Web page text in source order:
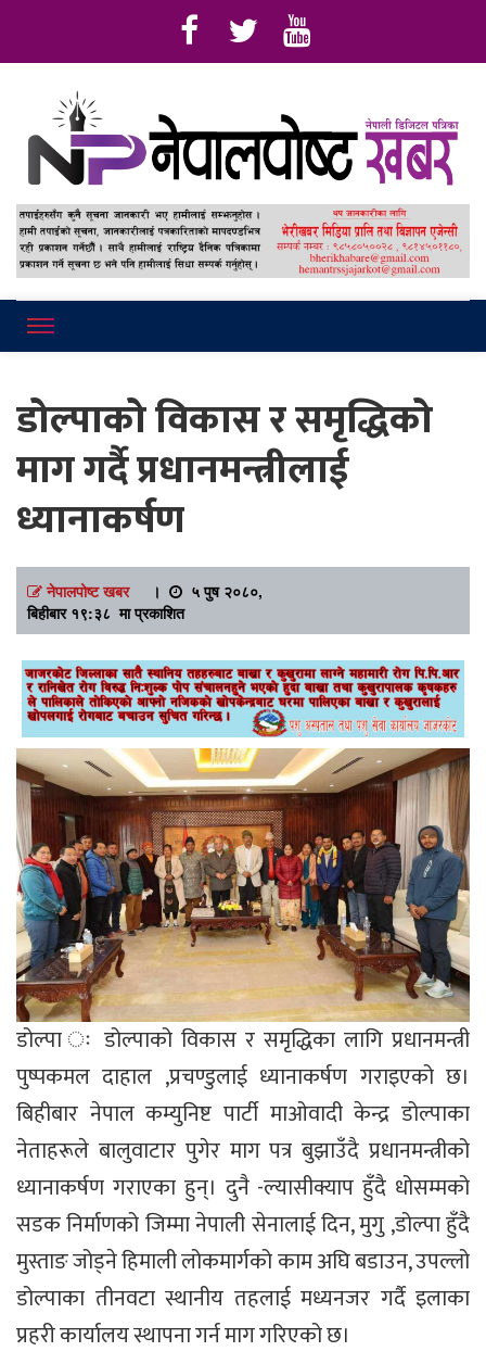
डोल्पाको विकास र समृद्धिको
माग गर्दै प्रधानमन्त्रीलाई
ध्यानाकर्षण
नेपालपोष्ट खबर।
५ पुष २०८०,
बिहीबार १९:३८ मा प्रकाशित
डोल्पा ः डोल्पाको विकास र समृद्धिका लागि प्रधानमन्त्री
पुष्पकमल दाहाल ,प्रचण्डुलाई ध्यानाकर्षण गराइएको छ।
बिहीबार नेपाल कम्युनिष्ट पार्टी माओवादी केन्द्र डोल्पाका
नेताहरूले बालुवाटार पुगेर माग पत्र बुझाउँदै प्रधानमन्त्रीको
ध्यानाकर्षण गराएका हुन्। दुनै -ल्यासीक्याप हुँदै धोसम्मको
सडक निर्माणको जिम्मा नेपाली सेनालाई दिन, मुगु ,डोल्पा हुँदै
मुस्ताङ जोड्ने हिमाली लोकमार्गको काम अघि बडाउन, उपल्लो
डोल्पाका तीनवटा स्थानीय तहलाई मध्यनजर गर्दै इलाका
प्रहरी कार्यालय स्थापना गर्न माग गरिएको छ।